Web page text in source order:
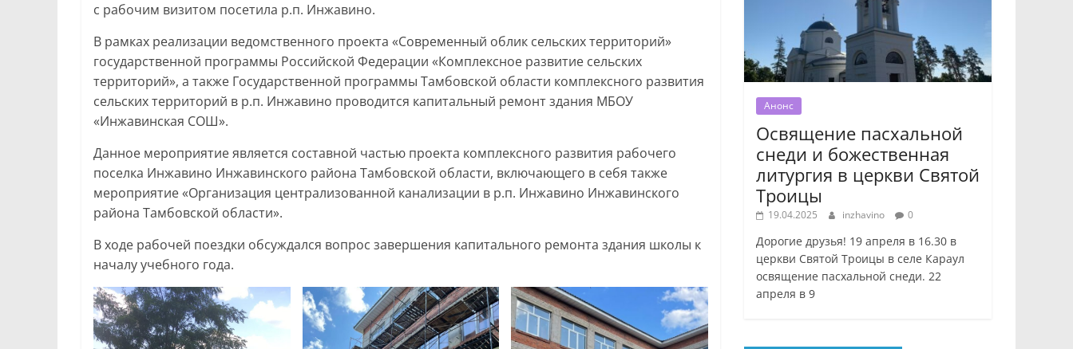
с рабочим визитом посетила р.п. Инжавино.
В рамках реализации ведомственного проекта «Современный облик сельских территорий»
государственной программы Российской Федерации «Комплексное развитие сельских
территорий», а также Государственной программы Тамбовской области комплексного развития
сельских территорий в р.п. Инжавино проводится капитальный ремонт здания МБОУ
«Инжавинская СОШ».
Данное мероприятие является составной частью проекта комплексного развития рабочего
поселка Инжавино Инжавинского района Тамбовской области, включающего в себя также
мероприятие «Организация централизованной канализации в р.п. Инжавино Инжавинского
района Тамбовской области».
В ходе рабочей поездки обсуждался вопрос завершения капитального ремонта здания школы к
началу учебного года.
Анонс
Освящение пасхальной
снеди и божественная
литургия в церкви Святой
Троицы
19.04.2025 inzhavino 0
Дорогие друзья! 19 апреля в 16.30 в
церкви Святой Троицы в селе Караул
освящение пасхальной снеди. 22
апреля в 9